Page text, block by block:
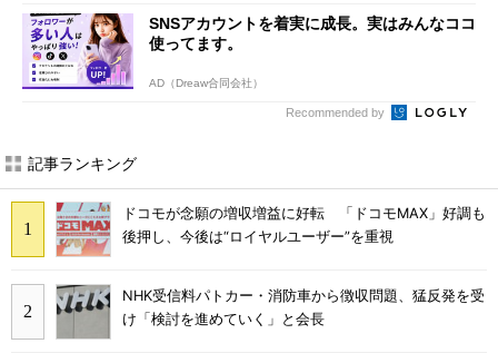
SNSアカウントを着実に成長。実はみんなココ
使ってます。
AD（Dreaw合同会社）
Recommended by
記事ランキング
ドコモが念願の増収増益に好転 「ドコモMAX」好調も
後押し、今後は“ロイヤルユーザー”を重視
NHK受信料パトカー・消防車から徴収問題、猛反発を受
け「検討を進めていく」と会長